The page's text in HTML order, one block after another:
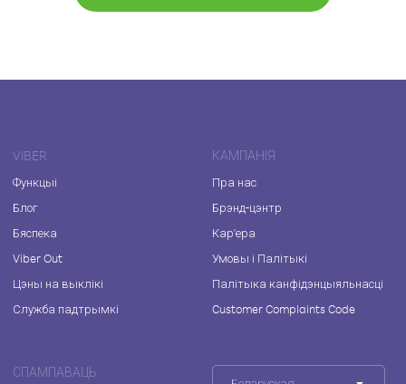
VIBER
Функцыі
Блог
Бяспека
Viber Out
Цэны на выклікі
Служба падтрымкі
КАМПАНІЯ
Пра нас
Брэнд-цэнтр
Кар'ера
Умовы і Палітыкі
Палітыка канфідэнцыяльнасці
Customer Complaints Code
СПАМПАВАЦЬ